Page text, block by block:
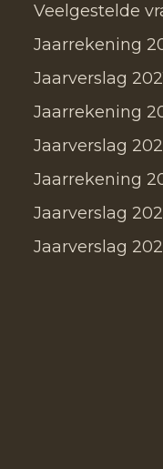
Veelgestelde
Jaarrekening
Jaarverslag
Jaarrekening
Jaarverslag
Jaarrekening
Jaarverslag
Jaarverslag